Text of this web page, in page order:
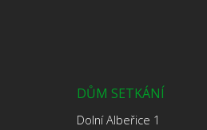
DŮM SETKÁNÍ
Dolní Albeřice 1